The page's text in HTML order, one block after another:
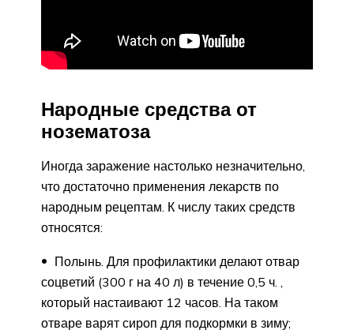
Народные средства от
нозематоза
Иногда заражение настолько незначительно,
что достаточно применения лекарств по
народным рецептам. К числу таких средств
относятся:
Полынь. Для профилактики делают отвар
соцветий (300 г на 40 л) в течение 0,5 ч. ,
который настаивают 12 часов. На таком
отваре варят сироп для подкормки в зиму;